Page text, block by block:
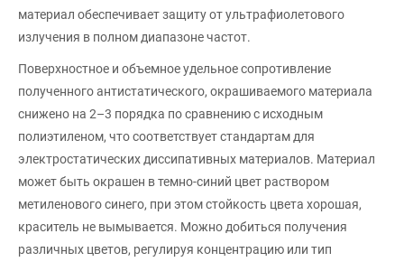
материал обеспечивает защиту от ультрафиолетового
излучения в полном диапазоне частот.
Поверхностное и объемное удельное сопротивление
полученного антистатического, окрашиваемого материала
снижено на 2–3 порядка по сравнению с исходным
полиэтиленом, что соответствует стандартам для
электростатических диссипативных материалов. Материал
может быть окрашен в темно-синий цвет раствором
метиленового синего, при этом стойкость цвета хорошая,
краситель не вымывается. Можно добиться получения
различных цветов, регулируя концентрацию или тип